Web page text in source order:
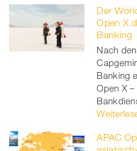
Der
Open X
Banking
Nach
Banking
Open X
APAC